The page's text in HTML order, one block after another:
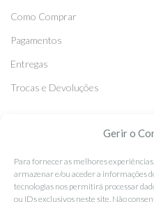
Gerir o
Para fornecer as melhores
armazenar e/ou aceder a informações
tecnologias nos permitirá processar
ou IDs exclusivos neste site. Não
Como Comprar
Pagamentos
Entregas
Trocas e Devoluções
Facebook
Instagram